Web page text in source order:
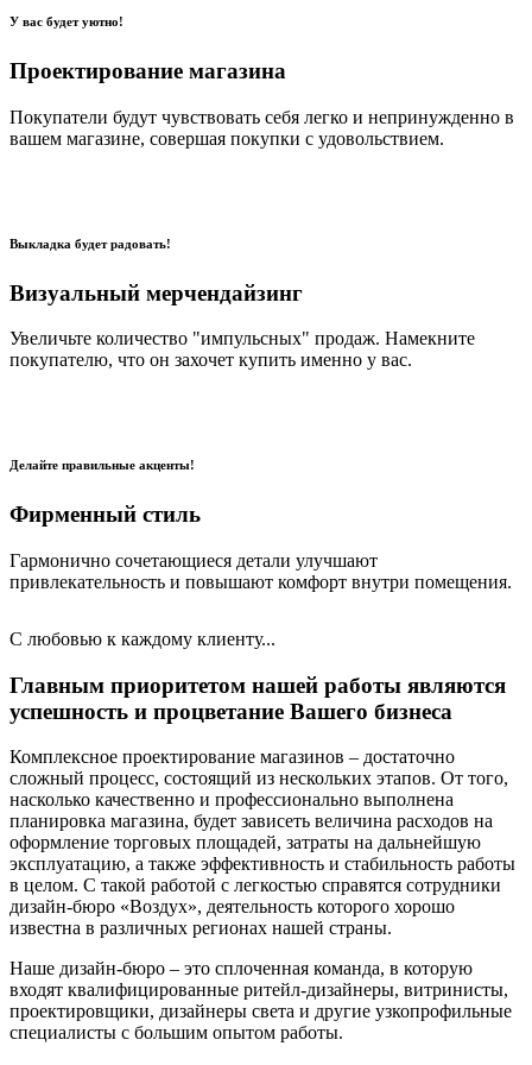
У вас будет уютно!
Проектирование магазина
Покупатели будут чувствовать себя легко и непринужденно в
вашем магазине, совершая покупки с удовольствием.
Выкладка будет радовать!
Визуальный мерчендайзинг
Увеличьте количество "импульсных" продаж. Намекните
покупателю, что он захочет купить именно у вас.
Делайте правильные акценты!
Фирменный стиль
Гармонично сочетающиеся детали улучшают
привлекательность и повышают комфорт внутри помещения.
С любовью к каждому клиенту...
Главным приоритетом нашей работы являются
успешность и процветание Вашего бизнеса
Комплексное проектирование магазинов – достаточно
сложный процесс, состоящий из нескольких этапов. От того,
насколько качественно и профессионально выполнена
планировка магазина, будет зависеть величина расходов на
оформление торговых площадей, затраты на дальнейшую
эксплуатацию, а также эффективность и стабильность работы
в целом. С такой работой с легкостью справятся сотрудники
дизайн-бюро «Воздух», деятельность которого хорошо
известна в различных регионах нашей страны.
Наше дизайн-бюро – это сплоченная команда, в которую
входят квалифицированные ритейл-дизайнеры, витринисты,
проектировщики, дизайнеры света и другие узкопрофильные
специалисты с большим опытом работы.